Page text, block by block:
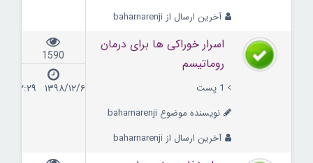
آخرین ارسال از baharnarenji
اسرار خوراکی ها برای درمان
روماتیسم
1 پست
نویسنده موضوع baharnarenji
آخرین ارسال از baharnarenji
1590
۱۳۹۸/۱۲/۶ ۱۲:۲۹